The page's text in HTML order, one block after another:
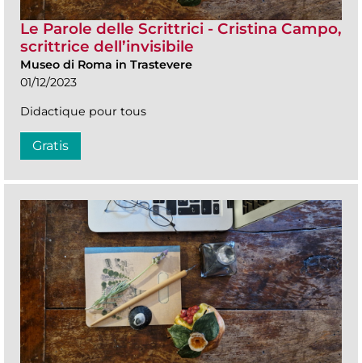
Le Parole delle Scrittrici - Cristina Campo,
scrittrice dell’invisibile
Museo di Roma in Trastevere
01/12/2023
Didactique pour tous
Gratis